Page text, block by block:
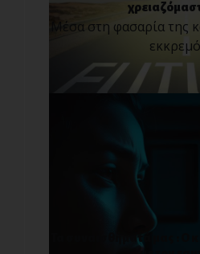
Μέσα στη φασαρία της
Τα συναισθήματά μας : O